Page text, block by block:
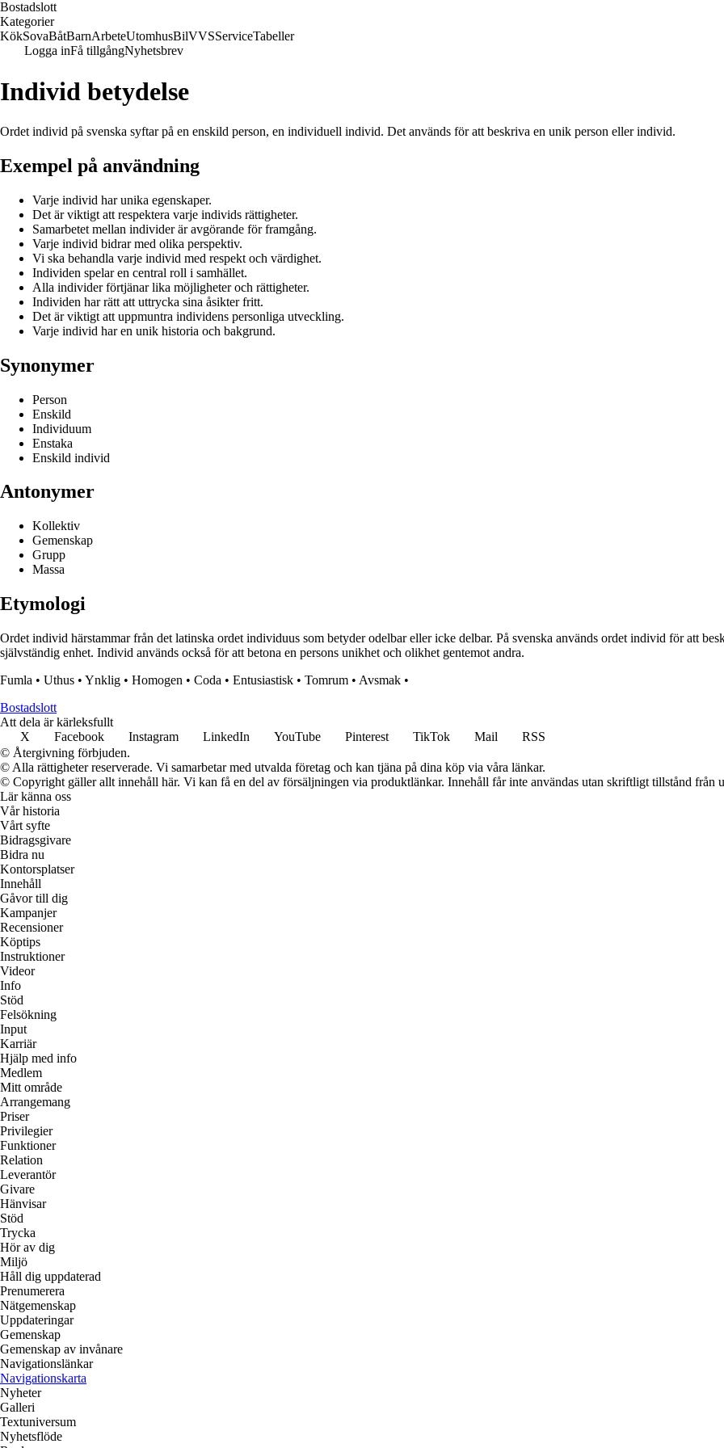
Bostadslott
Kategorier
KökSovaBåtBarnArbeteUtomhusBilVVSServiceTabeller
Logga inFå tillgångNyhetsbrev
Individ betydelse
Ordet individ på svenska syftar på en enskild person, en individuell individ. Det används för att beskriva en unik person eller individ.
Exempel på användning
Varje individ har unika egenskaper.
Det är viktigt att respektera varje individs rättigheter.
Samarbetet mellan individer är avgörande för framgång.
Varje individ bidrar med olika perspektiv.
Vi ska behandla varje individ med respekt och värdighet.
Individen spelar en central roll i samhället.
Alla individer förtjänar lika möjligheter och rättigheter.
Individen har rätt att uttrycka sina åsikter fritt.
Det är viktigt att uppmuntra individens personliga utveckling.
Varje individ har en unik historia och bakgrund.
Synonymer
Person
Enskild
Individuum
Enstaka
Enskild individ
Antonymer
Kollektiv
Gemenskap
Grupp
Massa
Etymologi
Ordet individ härstammar från det latinska ordet individuus som betyder odelbar eller icke delbar. På svenska används ordet individ för att
självständig enhet. Individ används också för att betona en persons unikhet och olikhet gentemot andra.
Fumla • Uthus • Ynklig • Homogen • Coda • Entusiastisk • Tomrum • Avsmak •
Bostadslott
Att dela är kärleksfullt
X
Facebook Instagram LinkedIn YouTube Pinterest TikTok Mail
RSS
© Återgivning förbjuden.
© Alla rättigheter reserverade. Vi samarbetar med utvalda företag och kan tjäna på dina köp via våra länkar.
© Copyright gäller allt innehåll här. Vi kan få en del av försäljningen via produktlänkar. Innehåll får inte användas utan skriftligt tillstånd från
Lär känna oss
Vår historia
Vårt syfte
Bidragsgivare
Bidra nu
Kontorsplatser
Innehåll
Gåvor till dig
Kampanjer
Recensioner
Köptips
Instruktioner
Videor
Info
Stöd
Felsökning
Input
Karriär
Hjälp med info
Medlem
Mitt område
Arrangemang
Priser
Privilegier
Funktioner
Relation
Leverantör
Givare
Hänvisar
Stöd
Trycka
Hör av dig
Miljö
Håll dig uppdaterad
Prenumerera
Nätgemenskap
Uppdateringar
Gemenskap
Gemenskap av invånare
Navigationslänkar
Navigationskarta
Nyheter
Galleri
Textuniversum
Nyhetsflöde